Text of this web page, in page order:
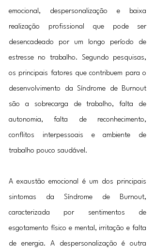
emocional, despersonalização e baixa
realização profissional que pode ser
desencadeado por um longo período de
estresse no trabalho. Segundo pesquisas,
os principais fatores que contribuem para o
desenvolvimento da Síndrome de Burnout
são a sobrecarga de trabalho, falta de
autonomia, falta de reconhecimento,
conflitos interpessoais e ambiente de
trabalho pouco saudável.
A exaustão emocional é um dos principais
sintomas da Síndrome de Burnout,
caracterizada por sentimentos de
esgotamento físico e mental, irritação e falta
de energia. A despersonalização é outra